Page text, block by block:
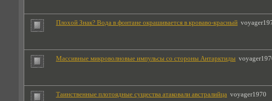
Плохой Знак? Вода в фонтане окрашивается в кроваво-красный
Массивные микроволновые импульсы со стороны Антарктиды
Таинственные плотоядные существа атаковали австралийца voyager1970